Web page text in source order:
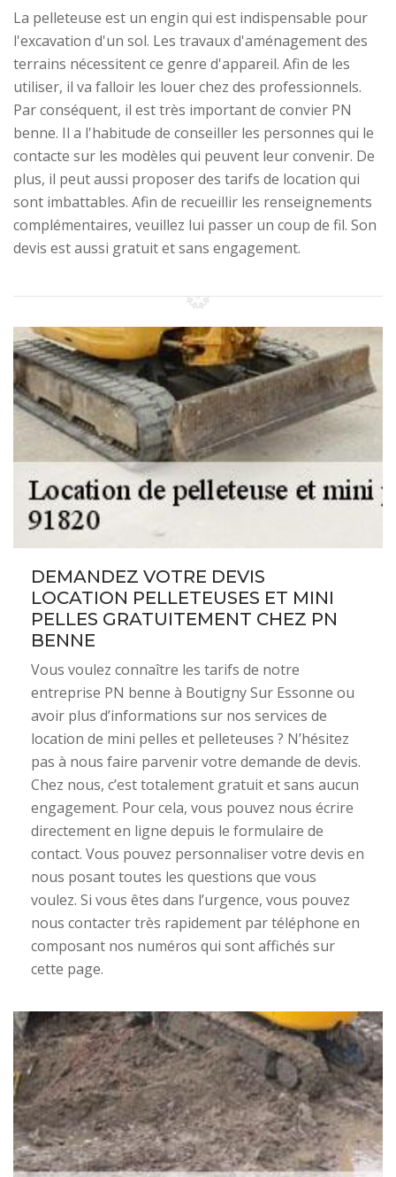
La pelleteuse est un engin qui est indispensable pour
l'excavation d'un sol. Les travaux d'aménagement des
terrains nécessitent ce genre d'appareil. Afin de les
utiliser, il va falloir les louer chez des professionnels.
Par conséquent, il est très important de convier PN
benne. Il a l'habitude de conseiller les personnes qui le
contacte sur les modèles qui peuvent leur convenir. De
plus, il peut aussi proposer des tarifs de location qui
sont imbattables. Afin de recueillir les renseignements
complémentaires, veuillez lui passer un coup de fil. Son
devis est aussi gratuit et sans engagement.
DEMANDEZ VOTRE DEVIS
LOCATION PELLETEUSES ET MINI
PELLES GRATUITEMENT CHEZ PN
BENNE
Vous voulez connaître les tarifs de notre
entreprise PN benne à Boutigny Sur Essonne ou
avoir plus d’informations sur nos services de
location de mini pelles et pelleteuses ? N’hésitez
pas à nous faire parvenir votre demande de devis.
Chez nous, c’est totalement gratuit et sans aucun
engagement. Pour cela, vous pouvez nous écrire
directement en ligne depuis le formulaire de
contact. Vous pouvez personnaliser votre devis en
nous posant toutes les questions que vous
voulez. Si vous êtes dans l’urgence, vous pouvez
nous contacter très rapidement par téléphone en
composant nos numéros qui sont affichés sur
cette page.